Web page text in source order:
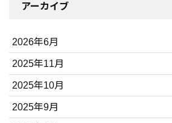
アーカイブ
2026年6月
2025年11月
2025年10月
2025年9月